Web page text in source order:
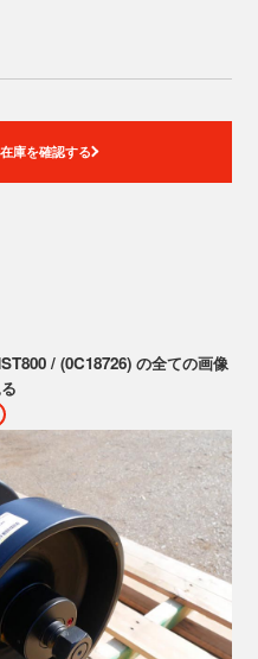
庫を確認する
/ (0C18726) の全ての画像